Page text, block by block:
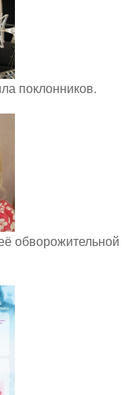
поклонников.
обворожительной